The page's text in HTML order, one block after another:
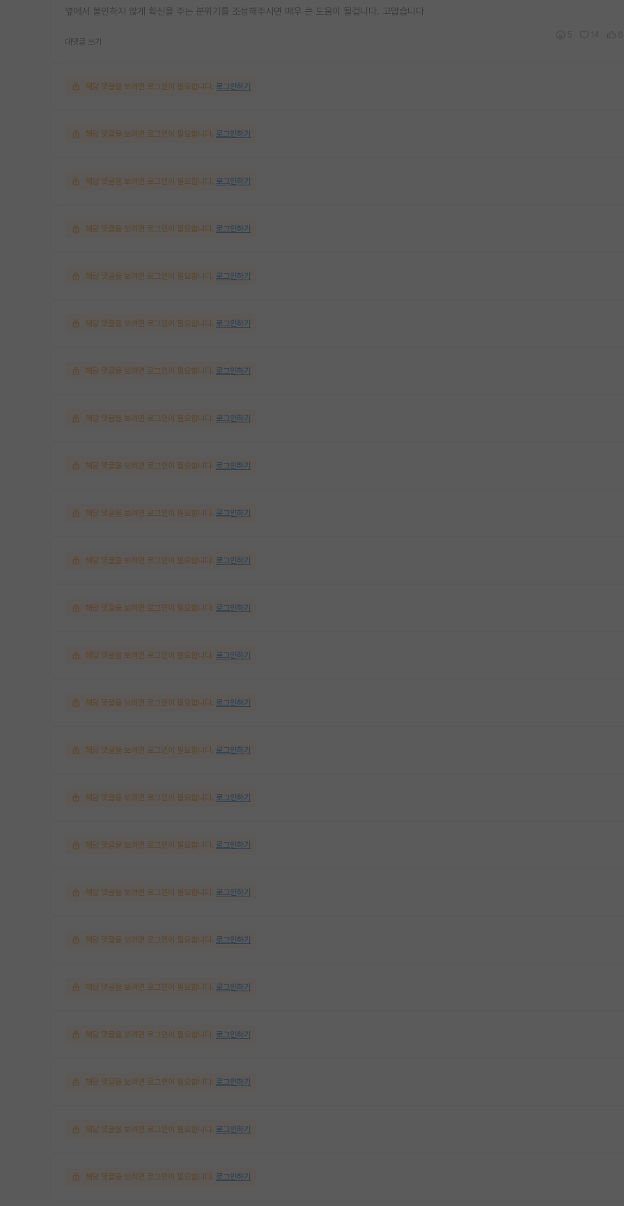
옆에서 불안하지 않게 확신을 주는 분위기를 조성해주시면 매우 큰 도움이 될겁니다. 고맙습니다
대댓글 쓰기
해당 댓글을 보려면 로그인이 필요합니다. 로그인하기
해당 댓글을 보려면 로그인이 필요합니다. 로그인하기
해당 댓글을 보려면 로그인이 필요합니다. 로그인하기
해당 댓글을 보려면 로그인이 필요합니다. 로그인하기
해당 댓글을 보려면 로그인이 필요합니다. 로그인하기
해당 댓글을 보려면 로그인이 필요합니다. 로그인하기
해당 댓글을 보려면 로그인이 필요합니다. 로그인하기
해당 댓글을 보려면 로그인이 필요합니다. 로그인하기
해당 댓글을 보려면 로그인이 필요합니다. 로그인하기
해당 댓글을 보려면 로그인이 필요합니다. 로그인하기
해당 댓글을 보려면 로그인이 필요합니다. 로그인하기
해당 댓글을 보려면 로그인이 필요합니다. 로그인하기
해당 댓글을 보려면 로그인이 필요합니다. 로그인하기
해당 댓글을 보려면 로그인이 필요합니다. 로그인하기
해당 댓글을 보려면 로그인이 필요합니다. 로그인하기
해당 댓글을 보려면 로그인이 필요합니다. 로그인하기
해당 댓글을 보려면 로그인이 필요합니다. 로그인하기
해당 댓글을 보려면 로그인이 필요합니다. 로그인하기
해당 댓글을 보려면 로그인이 필요합니다. 로그인하기
해당 댓글을 보려면 로그인이 필요합니다. 로그인하기
해당 댓글을 보려면 로그인이 필요합니다. 로그인하기
해당 댓글을 보려면 로그인이 필요합니다. 로그인하기
해당 댓글을 보려면 로그인이 필요합니다. 로그인하기
해당 댓글을 보려면 로그인이 필요합니다. 로그인하기